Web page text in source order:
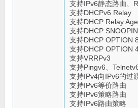
支持IPv6静态路由、
支持DHCPv6 Relay
支持DHCP Relay
支持DHCP
支持DHCP OPTION
支持DHCP OPTION
支持VRRPv3
支持Pingv6、
支持IPv4向IPv6的过
支持IPv6等价路由
支持IPv6策略路由
支持IPv6路由策略